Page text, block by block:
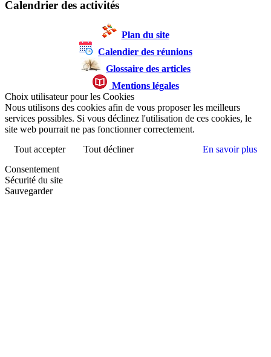
Calendrier des activités
Plan du site
Calendier des réunions
Glossaire des articles
Mentions légales
Choix utilisateur pour les Cookies
Nous utilisons des cookies afin de vous proposer les meilleurs
services possibles. Si vous déclinez l'utilisation de ces cookies, le
site web pourrait ne pas fonctionner correctement.
Tout accepter
Tout décliner
En savoir plus
Consentement
Sécurité du site
Sauvegarder